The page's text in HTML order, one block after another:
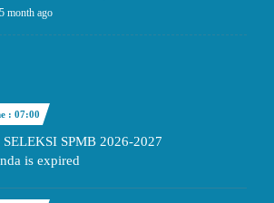
5 month ago
: 07:00
SELEKSI SPMB 2026-2027
is expired